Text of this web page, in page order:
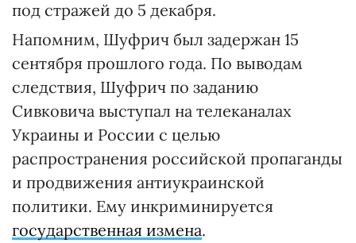
под стражей до 5 декабря.
Напомним, Шуфрич был задержан 15
сентября прошлого года. По выводам
следствия, Шуфрич по заданию
Сивковича выступал на телеканалах
Украины и России с целью
распространения российской пропаганды
и продвижения антиукраинской
политики. Ему инкриминируется
государственная измена.